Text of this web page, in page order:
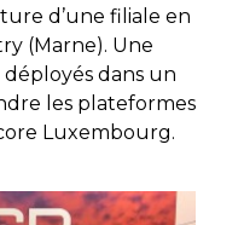
d’une filiale en
(Marne). Une
dans un
les plateformes
Luxembourg.